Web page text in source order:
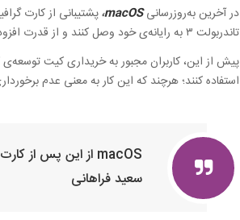
در آخرین به‌روزرسانیmacOS،پشتیبانی از کارت‌
تاندربولت ۳ به رایانه‌ی خود وصل کنند و از قدرت افزوده‌شده‌ی این پردازنده‌ی گرافیکی بهره ببرند.
پیش از این، کاربران مجبور به خریداری کیت توسعه‌ی
استفاده کنند؛ هرچند که این کار به معنی عدم
macOS از این پس از کارت گرافیک اکسترنال پشتیبانی می‌کند.
سعید فراهانی